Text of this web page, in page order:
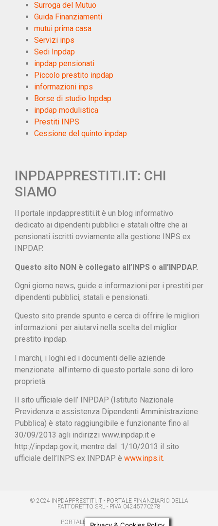
Surroga del Mutuo
Guida Finanziamenti
mutui prima casa
Servizi inps
Sedi Inpdap
inpdap pensionati
Piccolo prestito inpdap
informazioni inps
Borse di studio Inpdap
inpdap modulistica
Prestiti INPS
Cessione del quinto inpdap
INPDAPPRESTITI.IT: CHI
SIAMO
Il portale inpdapprestiti.it è un blog informativo
dedicato ai dipendenti pubblici e statali oltre che ai
pensionati iscritti ovviamente alla gestione INPS ex
INPDAP.
Questo sito NON è collegato all’INPS o all’INPDAP.
Ogni giorno news, guide e informazioni per i prestiti per
dipendenti pubblici, statali e pensionati.
Questo sito prende spunto e cerca di offrire le migliori
informazioni per aiutarvi nella scelta del miglior
prestito inpdap.
I marchi, i loghi ed i documenti delle aziende
menzionate all’interno di questo portale sono di loro
proprietà.
Il sito ufficiale dell’ INPDAP (Istituto Nazionale
Previdenza e assistenza Dipendenti Amministrazione
Pubblica) è stato raggiungibile e funzionante fino al
30/09/2013 agli indirizzi www.inpdap.it e
http://inpdap.gov.it, mentre dal 1/10/2013 il sito
ufficiale dell’INPS ex INPDAP è www.inps.it.
© 2024 INPDAPPRESTITI.IT - PORTALE FINANZIARIO DELLA
FATTORETTO SRL - PIVA 04245770278
PORTALE SUI PRESTITI INPS INPDAP